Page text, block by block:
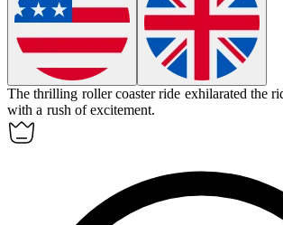
The thrilling roller coaster ride exhilarated the
with a rush of excitement.